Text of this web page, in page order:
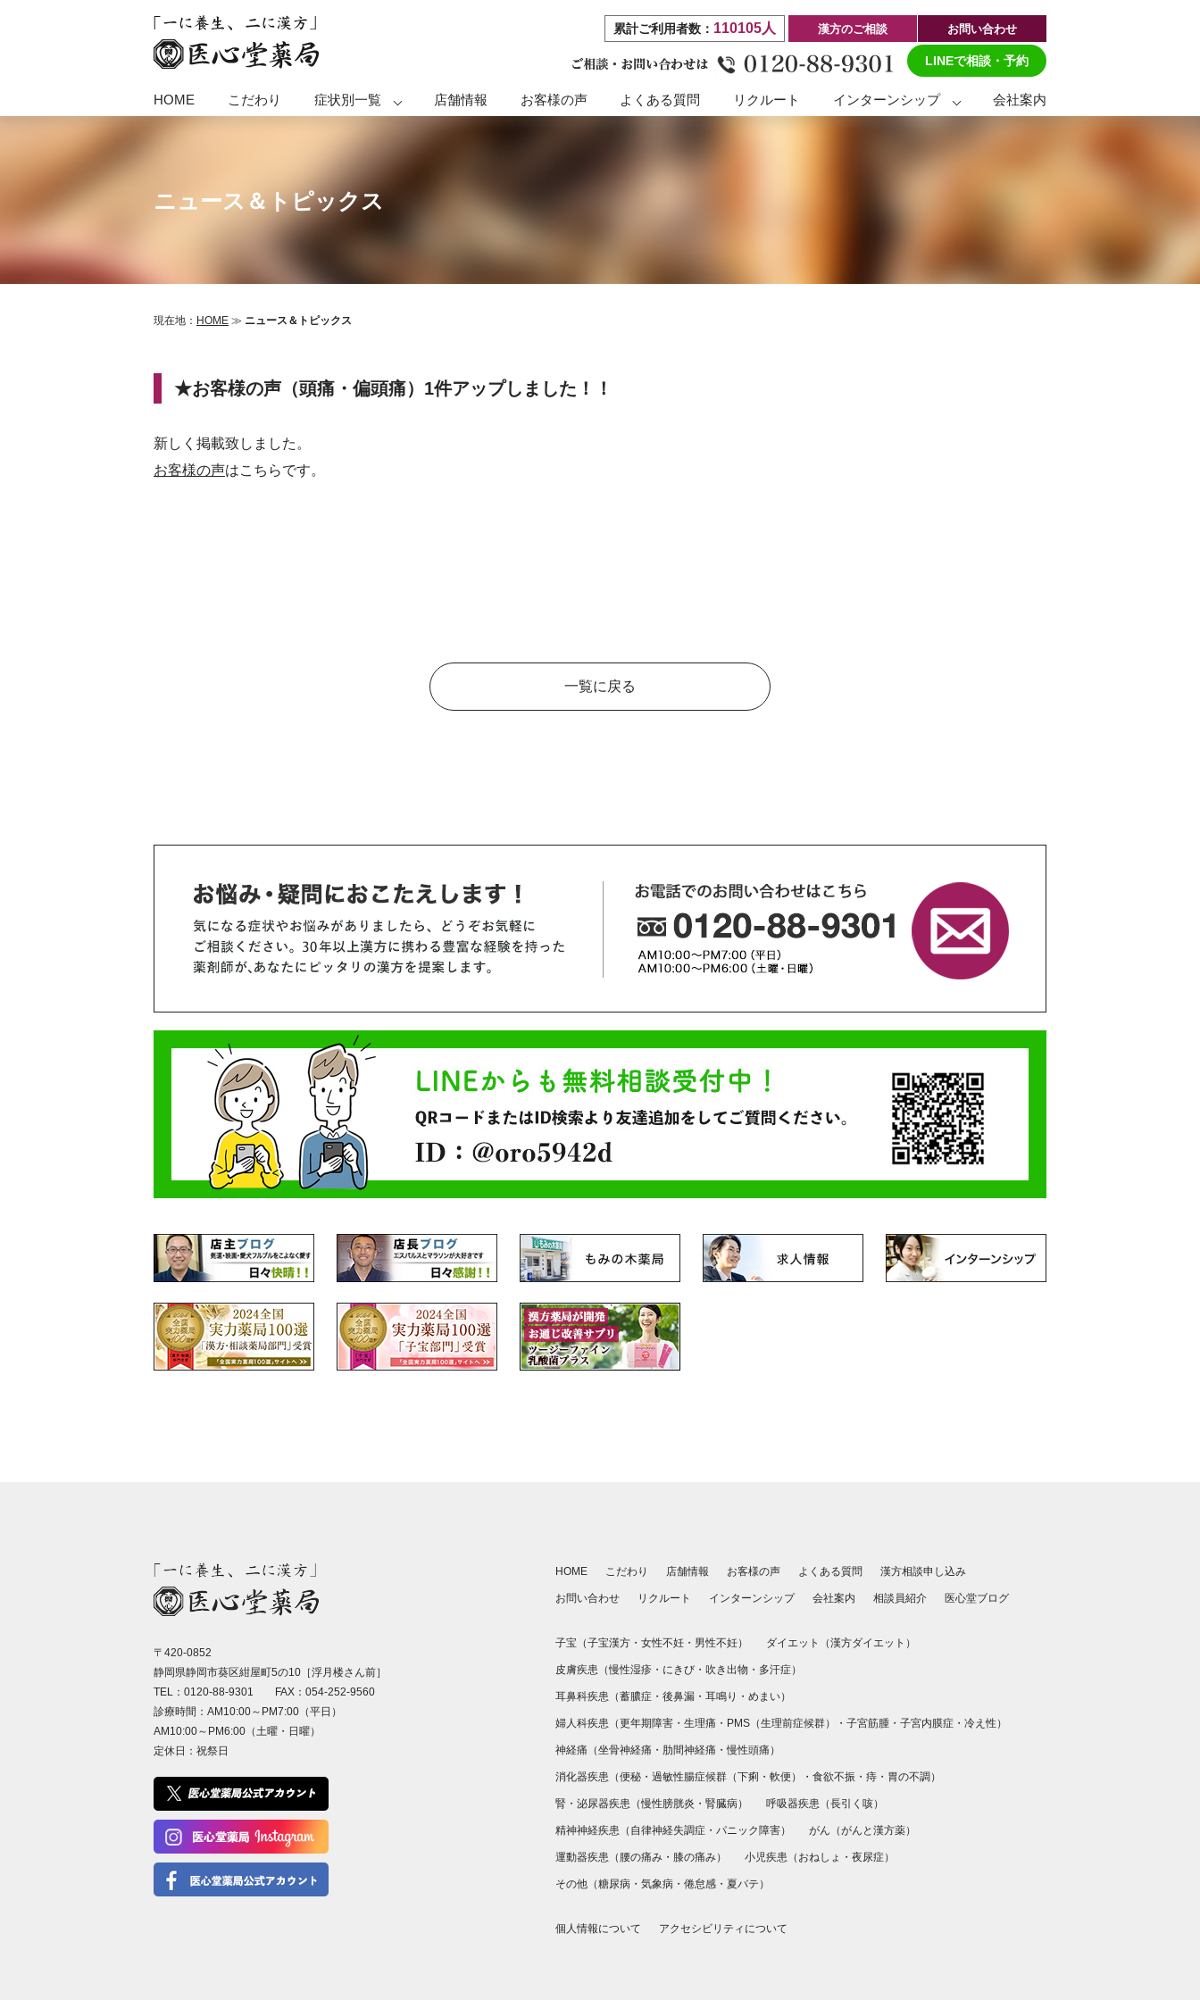
お問い合わせ
漢方のご相談
累計ご利用者数： 110105人
LINEで相談・予約
HOME こだわり 症状別一覧 店舗情報 お客様の声 よくある質問 リクルート インターンシップ 会社案内
現在地： HOME ≫ ニュース＆トピックス
ニュース＆トピックス
★お客様の声（頭痛・偏頭痛）1件アップしました！！
新しく掲載致しました。
お客様の声はこちらです。
一覧に戻る
〒420-0852
静岡県静岡市葵区紺屋町5の10［浮月楼さん前］
TEL：0120-88-9301 FAX：054-252-9560
診療時間：AM10:00～PM7:00（平日）
AM10:00～PM6:00（土曜・日曜）
定休日：祝祭日
HOME こだわり 店舗情報 お客様の声 よくある質問 漢方相談申し込み
お問い合わせ リクルート インターンシップ 会社案内 相談員紹介 医心堂ブログ
子宝（子宝漢方 ・ 女性不妊 ・ 男性不妊） ダイエット（漢方ダイエット ）
皮膚疾患（慢性湿疹 ・ にきび・吹き出物 ・ 多汗症）
耳鼻科疾患（蓄膿症 ・ 後鼻漏 ・ 耳鳴り ・ めまい）
婦人科疾患（更年期障害 ・ 生理痛 ・ PMS（生理前症候群） ・ 子宮筋腫 ・ 子宮内膜症 ・ 冷え性 ）
神経痛（坐骨神経痛 ・ 肋間神経痛 ・慢性頭痛 ）
消化器疾患（便秘 ・ 過敏性腸症候群（下痢・軟便） ・ 食欲不振 ・ 痔 ・ 胃の不調 ）
腎・泌尿器疾患（慢性膀胱炎 ・ 腎臓病） 呼吸器疾患（長引く咳）
精神神経疾患（ 自律神経失調症 ・ パニック障害） がん（がんと漢方薬）
運動器疾患（ 腰の痛み ・ 膝の痛み） 小児疾患（ おねしょ・夜尿症）
その他（糖尿病 ・ 気象病 ・ 倦怠感 ・ 夏バテ ）
個人情報について アクセシビリティについて